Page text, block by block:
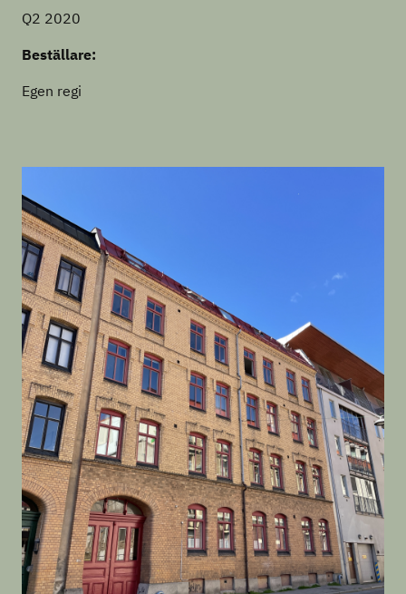
Q2 2020
Beställare:
Egen regi